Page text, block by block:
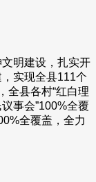
新兵请入列
2026年冬奥会
明建设，扎实开
实现全县111个
全县各村“红白理
事会”100%全覆
全覆盖，全力